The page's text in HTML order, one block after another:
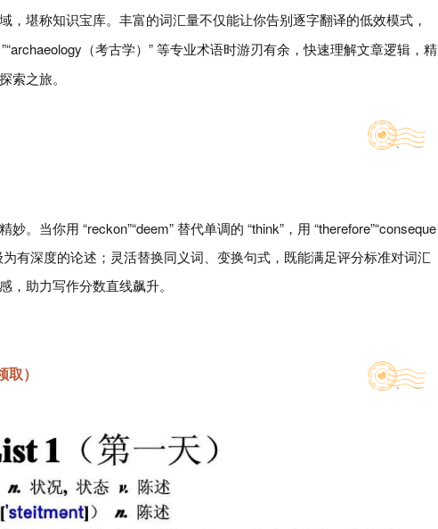
，堪称知识宝库。丰富的词汇量不仅能让你告别逐字翻译的低效模式，
（考古学）” 等专业术语时游刃有余，快速理解文章逻辑，精
索之旅。
。当你用 “reckon”“deem” 替代单调的 “think”，用 “therefore”“conseque
为有深度的论述；灵活替换同义词、变换句式，既能满足评分标准对词汇
，助力写作分数直线飙升。
）